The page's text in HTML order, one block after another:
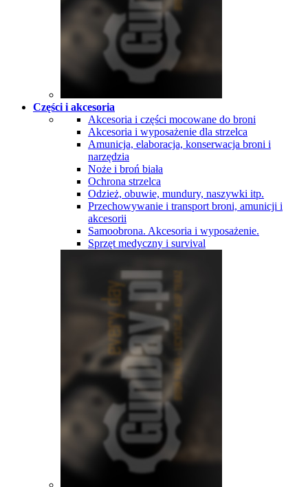
Części i akcesoria
Akcesoria i części mocowane do broni
Akcesoria i wyposażenie dla strzelca
Amunicja, elaboracja, konserwacja broni i
narzędzia
Noże i broń biała
Ochrona strzelca
Odzież, obuwie, mundury, naszywki itp.
Przechowywanie i transport broni, amunicji i
akcesorii
Samoobrona. Akcesoria i wyposażenie.
Sprzęt medyczny i survival